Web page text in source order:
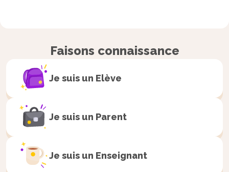
Faisons connaissance
Je suis un Elève
Je suis un Parent
Je suis un Enseignant